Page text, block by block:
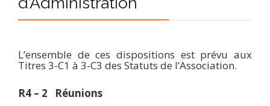
L’ensemble de ces dispositions est prévu aux
Titres 3-C1 à 3-C3 des Statuts de l’Association.
R4 – 2 Réunions